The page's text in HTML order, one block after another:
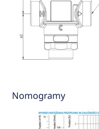
Nomogramy